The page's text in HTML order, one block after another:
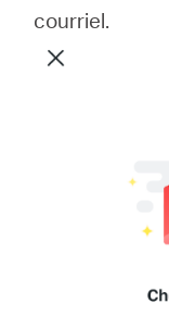
courriel.